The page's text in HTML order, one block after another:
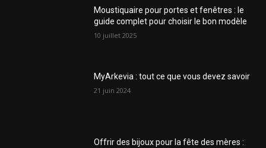
Moustiquaire pour portes et fenêtres : le
guide complet pour choisir le bon modèle
10 juillet 2025
MyArkevia : tout ce que vous devez savoir
21 juin 2024
Offrir des bijoux pour la fête des mères :